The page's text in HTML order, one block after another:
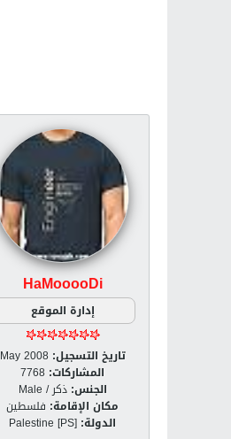
HaMooooDi
إدارة الموقع
تاريخ التسجيل: May 2008
المشاركات: 7768
الجنس: ذكر / Male
مكان الإقامة: فلسطين
الدولة: Palestine [PS]